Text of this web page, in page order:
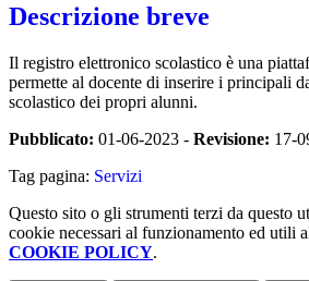
Descrizione breve
Il registro elettronico scolastico è una
permette al docente di inserire i principali
scolastico dei propri alunni.
Pubblicato: 01-06-2023 - Revisione: 17-
Tag pagina: Servizi
Questo sito o gli strumenti terzi da questo
cookie necessari al funzionamento ed utili
COOKIE POLICY.